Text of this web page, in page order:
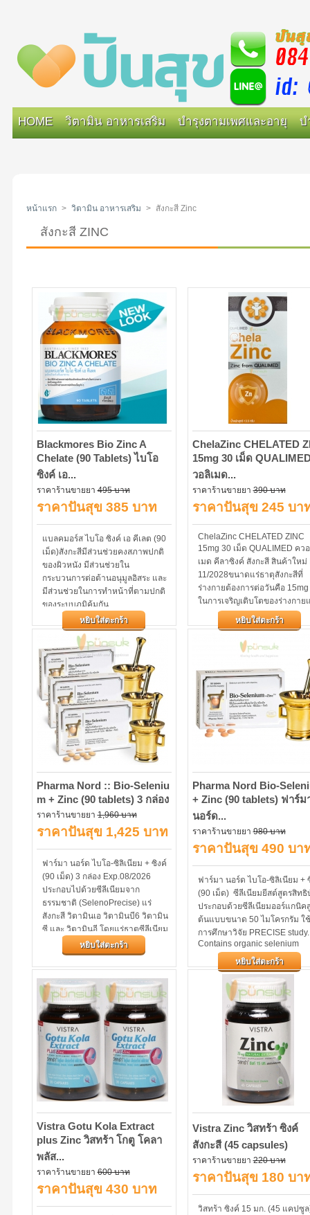
HOME วิตามิน อาหารเสริม บำรุงตามเพศและอายุ บ
หน้าแรก > วิตามิน อาหารเสริม > สังกะสี Zinc
สังกะสี ZINC
Blackmores Bio Zinc A
Chelate (90 Tablets) ไบโอ
ซิงค์ เอ...
ราคาร้านขายยา495 บาท
ราคาปันสุข 385 บาท
แบลคมอร์ส ไบโอ ซิงค์ เอ คีเลต (90
เม็ด)สังกะสีมีส่วนช่วยคงสภาพปกติ
ของผิวหนัง มีส่วนช่วยใน
กระบวนการต่อต้านอนุมูลอิสระ และ
มีส่วนช่วยในการทำหน้าที่ตามปกติ
ของระบบภูมิคุ้มกัน
หยิบใส่ตะกร้า
ChelaZinc CHELATED
15mg 30 เม็ด
วอลิเมด...
ราคาร้านขายยา390 บาท
ราคาปันสุข 245 บา
ChelaZinc CHELATED ZINC
15mg 30 เม็ด QUALIMED คว
เมด คีลาซิงค์ สังกะสี สินค้าใหม่
11/2028ขนาดแร่ธาตุสังกะสีที่
ร่างกายต้องการต่อวันคือ
ในการเจริญเติบโตของร่างกาย
เสริมสร้างภูมิต้านทานให้กับ
ร่างกาย...
หยิบใส่ตะกร้า
Pharma Nord :: Bio-Seleniu​
m + Zinc (90 tablets) 3 กล่อง
ราคาร้านขายยา1,960 บาท
ราคาปันสุข 1,425 บาท
ฟาร์มา นอร์ด ไบโอ-ซิลิเนียม + ซิงค์
(90 เม็ด) 3 กล่อง Exp.08/2026
ประกอบไปด้วยซีลีเนียมจาก
ธรรมชาติ (SelenoPrecise) แร่
สังกะสี วิตามินเอ วิตามินบี6 วิตามิน
ซี และ วิตามินอี โดยแร่ธาตุซีลีเนียม
และสังกะสีจะช่วยส่งเสริมภูมิคุ้มกัน
ในร่างกายให้เป็นปกติ
หยิบใส่ตะกร้า
Pharma Nord Bio-
+ Zinc (90 tablets) ฟาร์ม
นอร์ด...
ราคาร้านขายยา980 บาท
ราคาปันสุข 490 บา
ฟาร์มา นอร์ด ไบโอ-ซิลิเนียม +
(90 เม็ด) ซีลีเนียมยีสต์สูตรสิทธิ
ประกอบด้วยซีลีเนียมออร์แกนิค
ต้นแบบขนาด 50 ไมโครกรัม ใ
การศึกษาวิจัย PRECISE study.
Contains organic selenium
(SelenoPrecise), zinc and
vitamins A, B6, C and E.
and zinc...
หยิบใส่ตะกร้า
Vistra Gotu Kola Extract
plus Zinc วิสทร้า โกตู โคลา
พลัส...
ราคาร้านขายยา600 บาท
ราคาปันสุข 430 บาท
Vistra Zinc วิสทร้า ซิงค์
สังกะสี (45 capsules)
ราคาร้านขายยา220 บาท
ราคาปันสุข 180 บา
วิสทร้า ซิงค์ 15 มก. (45 แคปซู